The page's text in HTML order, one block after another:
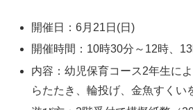
開催日：6月21日(日)
開催時間：10時30分～12時、
内容：幼児保育コース2年生に
らたたき、輪投げ、金魚すくい